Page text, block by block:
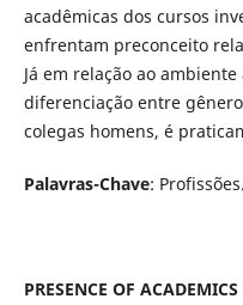
acadêmicas dos cursos
enfrentam preconceito
Já em relação ao
diferenciação entre
colegas homens, é
Palavras-Chave:
PRESENCE OF